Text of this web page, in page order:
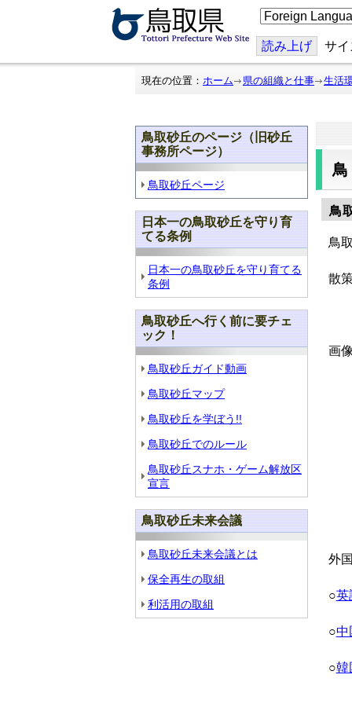
こ
の
ジ
を
翻
読み上げ サイ
現在の位置： ホーム 県の組織と仕事 生活
鳥取砂丘のページ（旧砂丘
事務所ページ）
鳥取砂丘ページ
日本一の鳥取砂丘を守り育
てる条例
日本一の鳥取砂丘を守り育てる
条例
鳥取砂丘へ行く前に要チェ
ック！
鳥取砂丘ガイド動画
鳥取砂丘マップ
鳥取砂丘を学ぼう!!
鳥取砂丘でのルール
鳥取砂丘スナホ・ゲーム解放区
宣言
鳥取砂丘未来会議
鳥取砂丘未来会議とは
保全再生の取組
利活用の取組
鳥
鳥
散
画
外
○英
○中
○韓